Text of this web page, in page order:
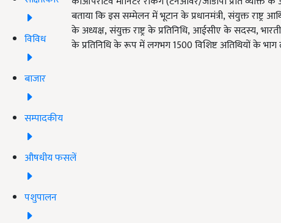
विविध
बाजार
सम्पादकीय
औषधीय फसलें
पशुपालन
बताया कि इस सम्मेलन में भूटान के प्रधानमंत्री, संयुक्त राष्ट्र
के अध्यक्ष, संयुक्त राष्ट्र के प्रतिनिधि, आईसीए के सदस्य,
के प्रतिनिधि के रूप में लगभग 1500 विशिष्ट अतिथियों के